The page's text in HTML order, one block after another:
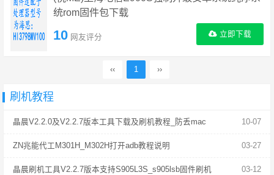
统rom固件包下载
10 网友评分 立即下载
‹‹ 1 ››
刷机教程
10-07
晶晨V2.2.0及V2.2.7版本工具下载及刷机教程_防丢mac
03-27
ZN兆能代工M301H_M302H打开adb教程说明
03-12
晶晨刷机工具V2.2.7版本支持S905L3S_s905lsb固件刷机